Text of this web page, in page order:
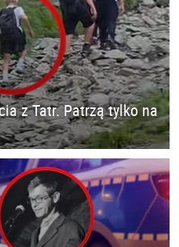
z Tatr. Patrzą tylko na